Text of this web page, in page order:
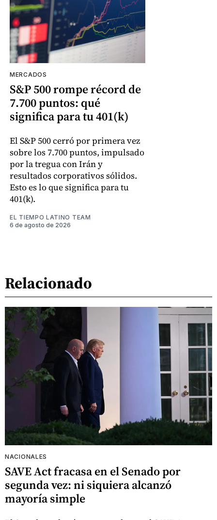
MERCADOS
S&P 500 rompe récord de
7.700 puntos: qué
significa para tu 401(k)
El S&P 500 cerró por primera vez
sobre los 7.700 puntos, impulsado
por la tregua con Irán y
resultados corporativos sólidos.
Esto es lo que significa para tu
401(k).
EL TIEMPO LATINO TEAM
6 de agosto de 2026
Relacionado
NACIONALES
SAVE Act fracasa en el Senado por
segunda vez: ni siquiera alcanzó
mayoría simple